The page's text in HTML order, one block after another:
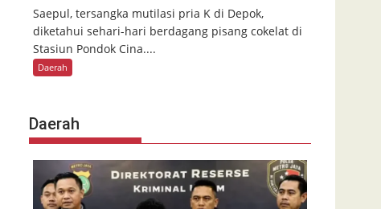
Saepul, tersangka mutilasi pria K di Depok,
diketahui sehari-hari berdagang pisang cokelat di
Stasiun Pondok Cina....
Daerah
Daerah